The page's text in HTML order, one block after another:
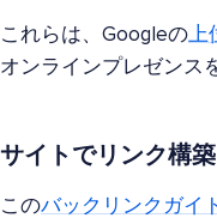
これらは、Googleの上
オンラインプレゼンス
サイトでリンク構
このバックリンクガイ